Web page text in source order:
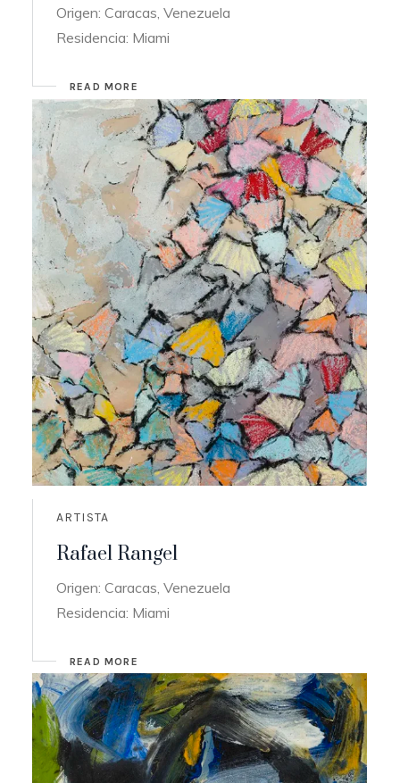
Origen: Caracas, Venezuela
Residencia: Miami
READ MORE
ARTISTA
Rafael Rangel
Origen: Caracas, Venezuela
Residencia: Miami
READ MORE